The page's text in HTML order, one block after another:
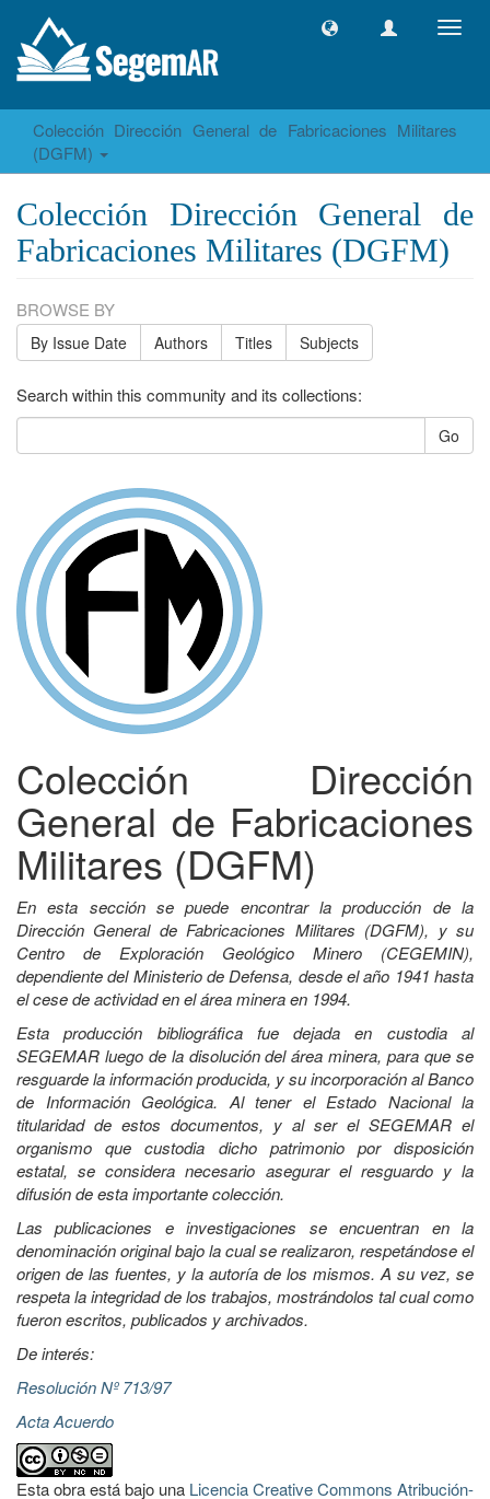
Colección Dirección General de Fabricaciones Militares
(DGFM)
Colección Dirección General de
Fabricaciones Militares (DGFM)
BROWSE BY
By Issue Date Authors Titles Subjects
Search within this community and its collections:
Go
Colección Dirección
General de Fabricaciones
Militares (DGFM)
En esta sección se puede encontrar la producción de la
Dirección General de Fabricaciones Militares (DGFM), y su
Centro de Exploración Geológico Minero (CEGEMIN),
dependiente del Ministerio de Defensa, desde el año 1941 hasta
el cese de actividad en el área minera en 1994.
Esta producción bibliográfica fue dejada en custodia al
SEGEMAR luego de la disolución del área minera, para que se
resguarde la información producida, y su incorporación al Banco
de Información Geológica. Al tener el Estado Nacional la
titularidad de estos documentos, y al ser el SEGEMAR el
organismo que custodia dicho patrimonio por disposición
estatal, se considera necesario asegurar el resguardo y la
difusión de esta importante colección.
Las publicaciones e investigaciones se encuentran en la
denominación original bajo la cual se realizaron, respetándose el
origen de las fuentes, y la autoría de los mismos. A su vez, se
respeta la integridad de los trabajos, mostrándolos tal cual como
fueron escritos, publicados y archivados.
De interés:
Resolución Nº 713/97
Acta Acuerdo
Esta obra está bajo una Licencia Creative Commons Atribución-